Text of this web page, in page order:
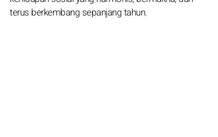
terus berkembang sepanjang tahun.